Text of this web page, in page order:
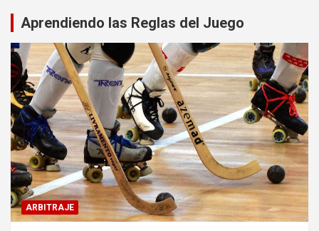
Aprendiendo las Reglas del Juego
ARBITRAJE